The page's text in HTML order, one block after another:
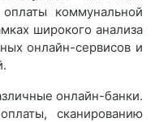
коммунальной
широкого анализа
онлайн-сервисов и
онлайн-банки.
сканированию